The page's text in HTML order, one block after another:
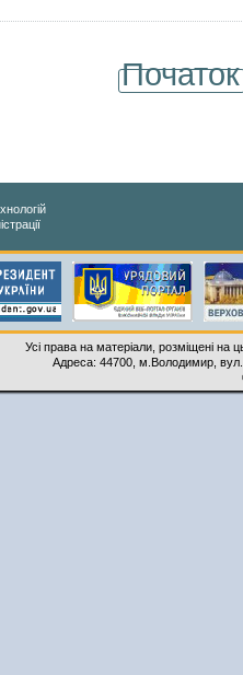
Початок
Усі права на матеріали, розміщені на
Адреса: 44700, м.Володимир,